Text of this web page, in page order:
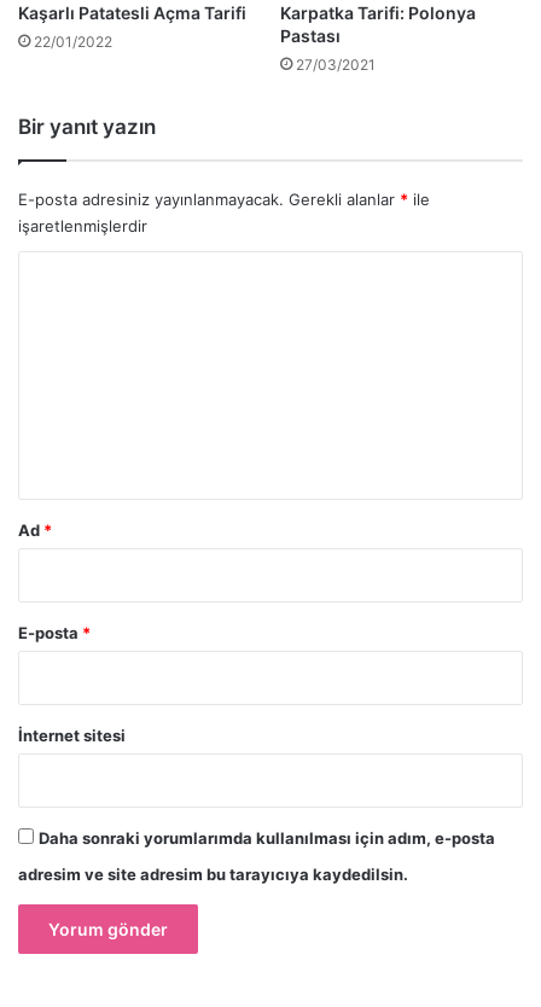
Kaşarlı Patatesli Açma Tarifi
22/01/2022
Karpatka Tarifi: Polonya
Pastası
27/03/2021
Bir yanıt yazın
E-posta adresiniz yayınlanmayacak. Gerekli alanlar * ile
işaretlenmişlerdir
Ad *
E-posta *
İnternet sitesi
Daha sonraki yorumlarımda kullanılması için adım, e-posta
adresim ve site adresim bu tarayıcıya kaydedilsin.